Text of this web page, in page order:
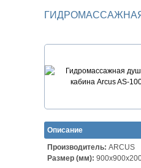
ГИДРОМАССАЖНАЯ
Описание
Производитель: ARCUS
Размер (мм):